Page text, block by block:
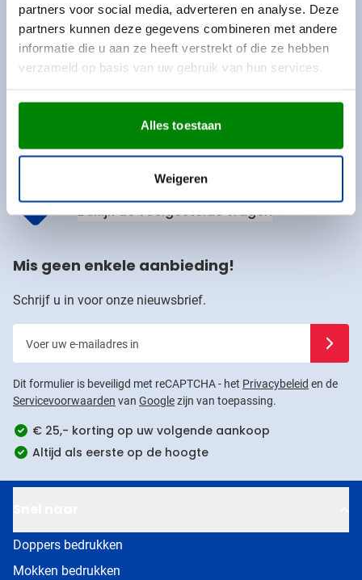
partners voor social media, adverteren en analyse. Deze
partners kunnen deze gegevens combineren met andere
informatie die u aan ze heeft verstrekt of die ze hebben
verzameld op basis van uw gebruik van hun services.
Alles toestaan
Weigeren
Telefoon
014 427 101
Direct contact met een medewerker
verkoop@vanhelden.be
Bekijk de veelgestelde vragen
Mis geen enkele aanbieding!
Schrijf u in voor onze nieuwsbrief.
Dit formulier is beveiligd met reCAPTCHA - het Privacybeleid en de
Servicevoorwaarden van Googlezijn van toepassing.
€ 25,- korting op uw volgende aankoop
Altijd als eerste op de hoogte
Doppers bedrukken
Mokken bedrukken